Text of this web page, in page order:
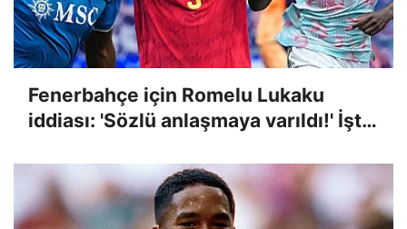
Fenerbahçe için Romelu Lukaku
iddiası: 'Sözlü anlaşmaya varıldı!' İşte